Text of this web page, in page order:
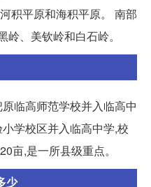
积平原和海积平原。 南部
、美钦岭和白石岭。
临高师范学校并入临高中
学校区并入临高中学,校
亩,是一所县级重点。
少